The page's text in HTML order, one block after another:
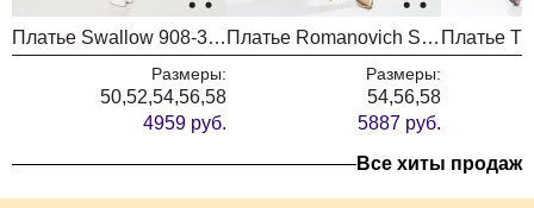
Платье Swallow 908-3 синий+горох
Размеры:
50,52,54,56,58
4959 руб.
Платье Romanovich Style 1-2851 сине-белый
Размеры:
54,56,58
5887 руб.
Все хиты продаж